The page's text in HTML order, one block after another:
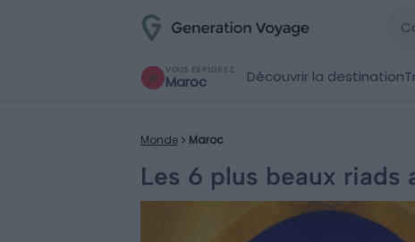
VOUS EXPLOREZ
Maroc Découvrir la destination
Monde Maroc
Les 6 plus beaux